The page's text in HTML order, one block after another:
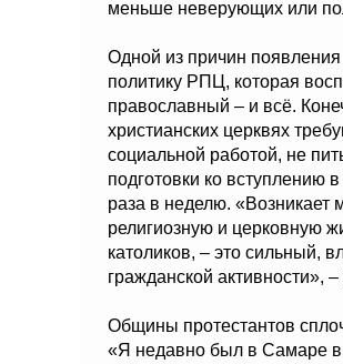
меньше неверующих или
Одной из причин
политику РПЦ, которая
православный – и всё.
христианских церквях
социальной работой, не
подготовки ко вступлению
раза в неделю.
религиозную и церковную
католиков, – это сильный,
гражданской активности»,
Общины протестантов
«Я недавно был в Самаре в